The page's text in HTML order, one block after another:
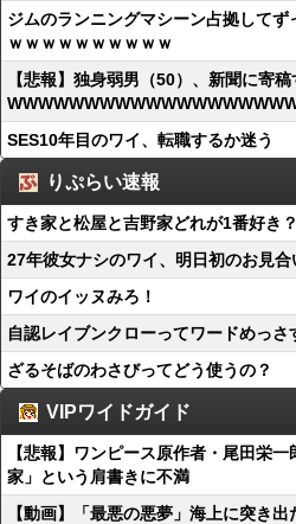
ジムのランニングマシーン占拠して
ｗｗｗｗｗｗｗｗｗｗ
【悲報】独身弱男（50）、新聞に寄稿
SES10年目のワイ、転職するか迷う
りぷらい速報
すき家と松屋と吉野家どれが1番好き？
27年彼女ナシのワイ、明日初のお見
ワイのイッヌみろ！
自認レイブンクローってワードめっさ
ざるそばのわさびってどう使うの？
VIPワイドガイド
【悲報】ワンピース原作者・尾田栄
家」という肩書きに不満
【動画】「最悪の悪夢」海上に突き